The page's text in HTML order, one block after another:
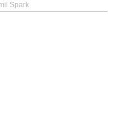
Spark